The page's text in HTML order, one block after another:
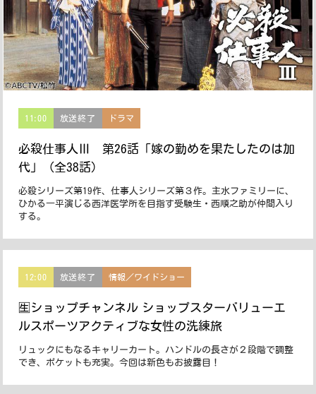
11:00 放送終了 ドラマ
必殺仕事人Ⅲ 第26話「嫁の勤めを果たしたのは加
代」（全38話）
必殺シリーズ第19作、仕事人シリーズ第３作。主水ファミリーに、
ひかる一平演じる西洋医学所を目指す受験生・西順之助が仲間入り
する。
12:00 放送終了 情報／ワイドショー
🈢ショップチャンネル ショップスターバリューエ
ルスポーツアクティブな女性の洗練旅
リュックにもなるキャリーカート。ハンドルの長さが２段階で調整
でき、ポケットも充実。今回は新色もお披露目！